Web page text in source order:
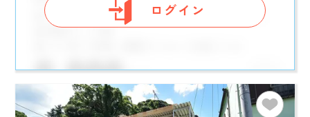
ログイン